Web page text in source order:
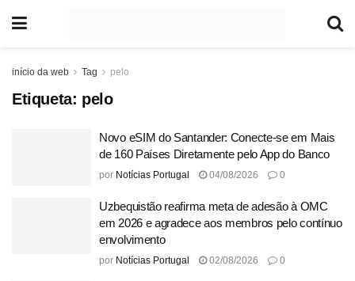
início da web Tag pelo
Etiqueta: pelo
Novo eSIM do Santander: Conecte-se em Mais
de 160 Países Diretamente pelo App do Banco
por Notícias Portugal 04/08/2026 0
Uzbequistão reafirma meta de adesão à OMC
em 2026 e agradece aos membros pelo contínuo
envolvimento
por Notícias Portugal 02/08/2026 0